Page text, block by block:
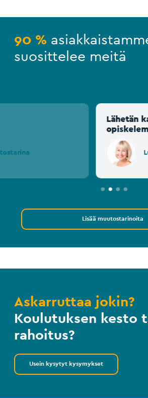
90 %
suosittelee meitä
Lähetän kaikki uudet
opiskelemaan KiAT:in
Lue Minnan
Lisää muutostarinoita
Askarruttaa jokin?
Koulutuksen kesto
rahoitus?
Usein kysytyt kysymykset